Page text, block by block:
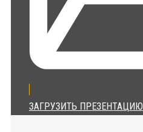
ЗАГРУЗИТЬ ПРЕЗЕНТАЦИЮ